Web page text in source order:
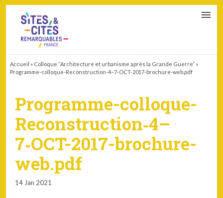
Accueil » Colloque “Architecture et urbanisme après la Grande Guerre” »
Programme-colloque-Reconstruction‑4–7‑OCT-2017-brochure-web.pdf
Programme-colloque-
Reconstruction‑4–
7‑OCT-2017-brochure-
web.pdf
14 Jan 2021